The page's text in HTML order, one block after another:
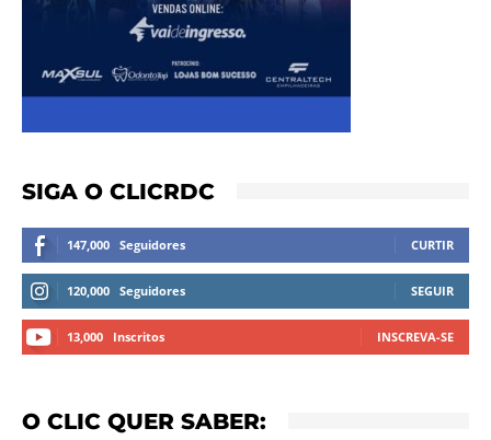
SIGA O CLICRDC
147,000 Seguidores CURTIR
120,000 Seguidores SEGUIR
13,000 Inscritos INSCREVA-SE
O CLIC QUER SABER: